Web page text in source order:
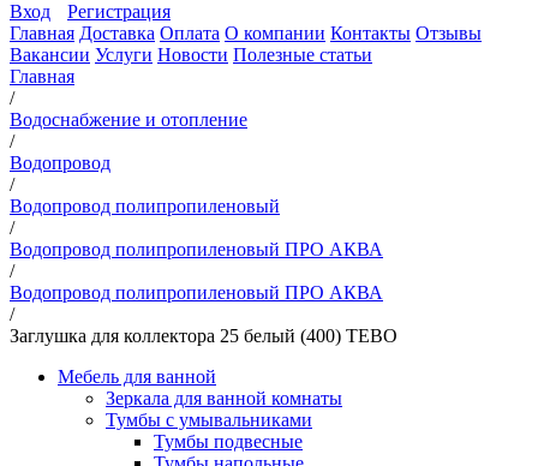
Вход
Регистрация
Главная Доставка Оплата О компании Контакты Отзывы
Вакансии Услуги Новости Полезные статьи
Главная
/
Водоснабжение и отопление
/
Водопровод
/
Водопровод полипропиленовый
/
Водопровод полипропиленовый ПРО АКВА
/
Водопровод полипропиленовый ПРО АКВА
/
Заглушка для коллектора 25 белый (400) ТЕВО
Мебель для ванной
Зеркала для ванной комнаты
Тумбы с умывальниками
Тумбы подвесные